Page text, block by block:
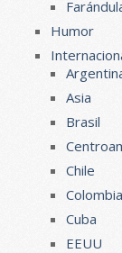
Humor
Asia
Brasil
Chile
Colombia
Cuba
EEUU